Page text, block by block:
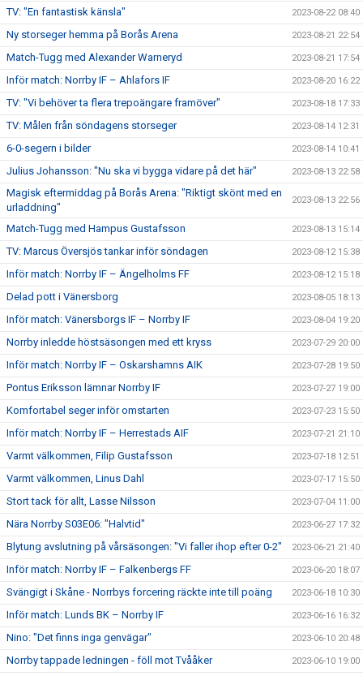
TV: "En fantastisk känsla" 2023-08-22 08:40
Ny storseger hemma på Borås Arena 2023-08-21 22:54
Match-Tugg med Alexander Warneryd 2023-08-21 17:54
Inför match: Norrby IF – Ahlafors IF 2023-08-20 16:22
TV: "Vi behöver ta flera trepoängare framöver" 2023-08-18 17:33
TV: Målen från söndagens storseger 2023-08-14 12:31
6-0-segern i bilder 2023-08-14 10:41
Julius Johansson: "Nu ska vi bygga vidare på det här" 2023-08-13 22:58
Magisk eftermiddag på Borås Arena: "Riktigt skönt med en
urladdning"
2023-08-13 22:56
Match-Tugg med Hampus Gustafsson 2023-08-13 15:14
TV: Marcus Översjös tankar inför söndagen 2023-08-12 15:38
Inför match: Norrby IF – Ängelholms FF 2023-08-12 15:18
Delad pott i Vänersborg 2023-08-05 18:13
Inför match: Vänersborgs IF – Norrby IF 2023-08-04 19:20
Norrby inledde höstsäsongen med ett kryss 2023-07-29 20:00
Inför match: Norrby IF – Oskarshamns AIK 2023-07-28 19:50
Pontus Eriksson lämnar Norrby IF 2023-07-27 19:00
Komfortabel seger inför omstarten 2023-07-23 15:50
Inför match: Norrby IF – Herrestads AIF 2023-07-21 21:10
Varmt välkommen, Filip Gustafsson 2023-07-18 12:51
Varmt välkommen, Linus Dahl 2023-07-17 15:50
Stort tack för allt, Lasse Nilsson 2023-07-04 11:00
Nära Norrby S03E06: "Halvtid" 2023-06-27 17:32
Blytung avslutning på vårsäsongen: "Vi faller ihop efter 0-2" 2023-06-21 21:40
Inför match: Norrby IF – Falkenbergs FF 2023-06-20 18:07
Svängigt i Skåne - Norrbys forcering räckte inte till poäng 2023-06-18 10:30
Inför match: Lunds BK – Norrby IF 2023-06-16 16:32
Nino: "Det finns inga genvägar" 2023-06-10 20:48
Norrby tappade ledningen - föll mot Tvååker 2023-06-10 19:00